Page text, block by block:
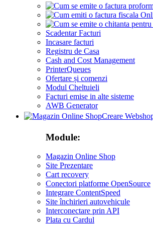
Scadentar Facturi
Incasare facturi
Registru de Casa
Cash and Cost Management
PrinterQueues
Ofertare și comenzi
Modul Cheltuieli
Facturi emise in alte sisteme
AWB Generator
Creare
Module:
Magazin Online Shop
Site Prezentare
Cart recovery
Conectori platforme OpenSource
Integrare ContentSpeed
Site închirieri autovehicule
Interconectare prin API
Plata cu Cardul